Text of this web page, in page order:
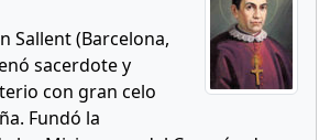
Sallent (Barcelona,
sacerdote y
con gran celo
Fundó la